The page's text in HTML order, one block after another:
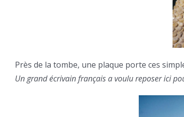
Près de la tombe, une plaque porte ces
Un grand écrivain français a voulu reposer ici